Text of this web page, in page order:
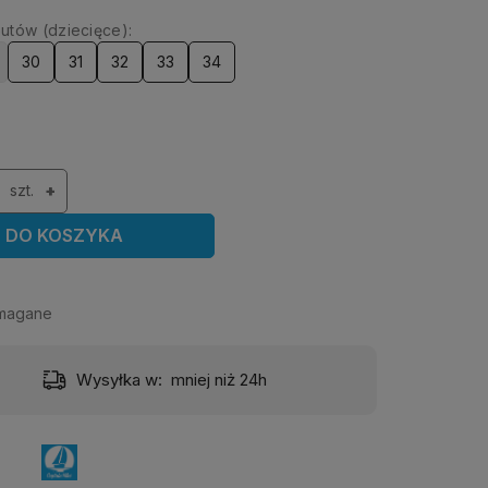
(dziecięce):
30
31 32 33 34
szt. +
DO KOSZYKA
Wysyłka w: mniej niż 24h